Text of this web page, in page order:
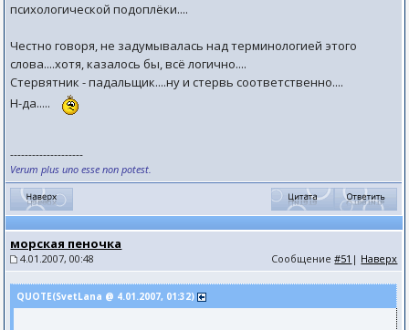
психологической подоплёки....
Честно говоря, не задумывалась над терминологией этого
слова....хотя, казалось бы, всё логично....
Стервятник - падальщик....ну и стервь соответственно....
Н-да.....
--------------------
Verum plus uno esse non potest.
морская пеночка
4.01.2007, 00:48 Сообщение#51 | Наверх
QUOTE(SvetLana @ 4.01.2007, 01:32)